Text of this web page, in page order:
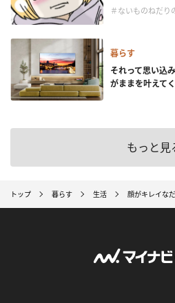
＃ないものねだり
暮らす
それって思い込
がままを叶えて
もっと見
トップ 暮らす 生活 顔がキレイな